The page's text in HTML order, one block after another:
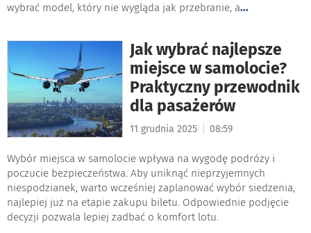
wybrać model, który nie wygląda jak przebranie, a...
Jak wybrać najlepsze
miejsce w samolocie?
Praktyczny przewodnik
dla pasażerów
11 grudnia 2025 08:59
Wybór miejsca w samolocie wpływa na wygodę podróży i
poczucie bezpieczeństwa. Aby uniknąć nieprzyjemnych
niespodzianek, warto wcześniej zaplanować wybór siedzenia,
najlepiej już na etapie zakupu biletu. Odpowiednie podjęcie
decyzji pozwala lepiej zadbać o komfort lotu.